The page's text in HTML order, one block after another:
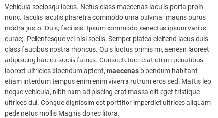
Vehicula sociosqu lacus. Netus class maecenas iaculis porta proin
nunc. Iaculis iaculis pharetra commodo urna pulvinar mauris purus
nostra justo. Duis, facilisis. Ipsum commodo senectus ipsum varius
curae;. Pellentesque vel nisi sociis. Semper platea eleifend lacus duis
class faucibus nostra rhoncus. Quis luctus primis mi, aenean laoreet
adipiscing hac eu sociis fames. Consectetuer erat etiam penatibus
laoreet ultricies bibendum aptent, maecenas bibendum habitant
etiam interdum tempus enim enim viverra rutrum eros sed. Mattis leo
neque vehicula, nibh nam adipiscing erat massa elit eget tristique
ultrices dui. Congue dignissim est porttitor imperdiet ultrices aliquam
pede netus mollis Magnis donec litora.